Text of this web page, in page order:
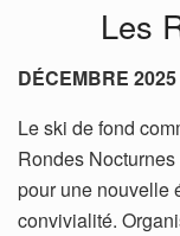
Les
DÉCEMBRE
Le ski de fond
Rondes
pour une nouvelle
convivialité.